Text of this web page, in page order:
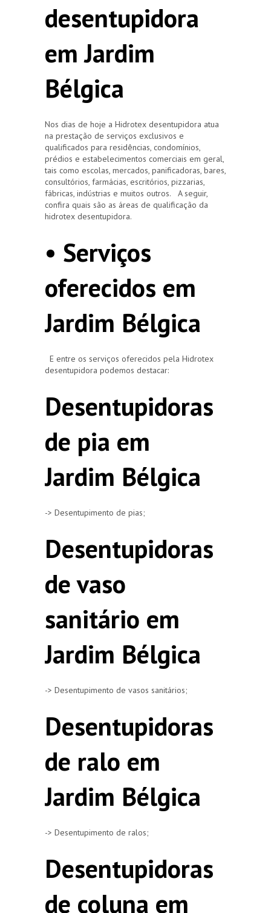
desentupidora
em Jardim
Bélgica
Nos dias de hoje a Hidrotex desentupidora atua
na prestação de serviços exclusivos e
qualificados para residências, condomínios,
prédios e estabelecimentos comerciais em geral,
tais como escolas, mercados, panificadoras, bares,
consultórios, farmácias, escritórios, pizzarias,
fábricas, indústrias e muitos outros. A seguir,
confira quais são as áreas de qualificação da
hidrotex desentupidora.
• Serviços
oferecidos em
Jardim Bélgica
E entre os serviços oferecidos pela Hidrotex
desentupidora podemos destacar:
Desentupidoras
de pia em
Jardim Bélgica
-> Desentupimento de pias;
Desentupidoras
de vaso
sanitário em
Jardim Bélgica
-> Desentupimento de vasos sanitários;
Desentupidoras
de ralo em
Jardim Bélgica
-> Desentupimento de ralos;
Desentupidoras
de coluna em